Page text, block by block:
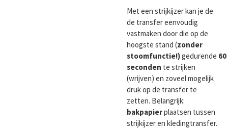
Met een strijkijzer kan je de
de transfer eenvoudig
vastmaken door die op de
hoogste stand (zonder
stoomfunctie!)gedurende 60
seconden te strijken
(wrijven) en zoveel mogelijk
druk op de transfer te
zetten. Belangrijk:
bakpapierplaatsen tussen
strijkijzer en kledingtransfer.